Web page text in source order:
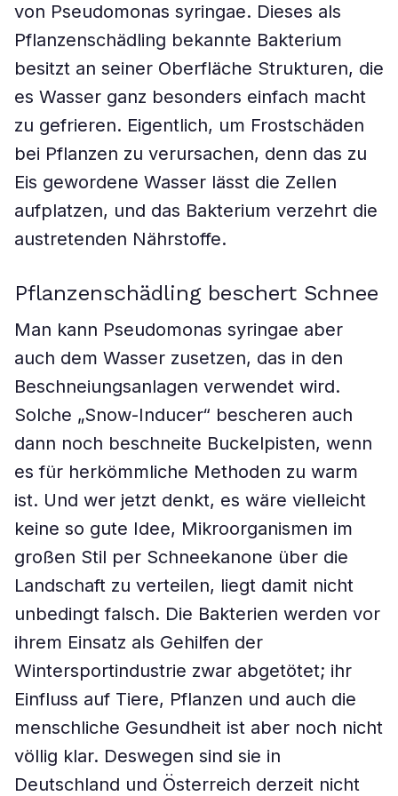
von Pseudomonas syringae. Dieses als
Pflanzenschädling bekannte Bakterium
besitzt an seiner Oberfläche Strukturen, die
es Wasser ganz besonders einfach macht
zu gefrieren. Eigentlich, um Frostschäden
bei Pflanzen zu verursachen, denn das zu
Eis gewordene Wasser lässt die Zellen
aufplatzen, und das Bakterium verzehrt die
austretenden Nährstoffe.
Pflanzenschädling beschert Schnee
Man kann Pseudomonas syringae aber
auch dem Wasser zusetzen, das in den
Beschneiungsanlagen verwendet wird.
Solche „Snow-Inducer“ bescheren auch
dann noch beschneite Buckelpisten, wenn
es für herkömmliche Methoden zu warm
ist. Und wer jetzt denkt, es wäre vielleicht
keine so gute Idee, Mikroorganismen im
großen Stil per Schneekanone über die
Landschaft zu verteilen, liegt damit nicht
unbedingt falsch. Die Bakterien werden vor
ihrem Einsatz als Gehilfen der
Wintersportindustrie zwar abgetötet; ihr
Einfluss auf Tiere, Pflanzen und auch die
menschliche Gesundheit ist aber noch nicht
völlig klar. Deswegen sind sie in
Deutschland und Österreich derzeit nicht